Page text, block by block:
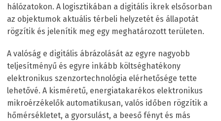
hálózatokon. A logisztikában a digitális ikrek elsősorban
az objektumok aktuális térbeli helyzetét és állapotát
rögzítik és jelenítik meg egy meghatározott területen.
A valóság e digitális ábrázolását az egyre nagyobb
teljesítményű és egyre inkább költséghatékony
elektronikus szenzortechnológia elérhetősége tette
lehetővé. A kisméretű, energiatakarékos elektronikus
mikroérzékelők automatikusan, valós időben rögzítik a
hőmérsékletet, a gyorsulást, a beeső fényt és más